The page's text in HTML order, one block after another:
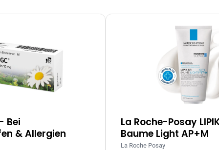
Bei
& Allergien
La Roche-Posay
Baume Light AP+M
La Roche Posay